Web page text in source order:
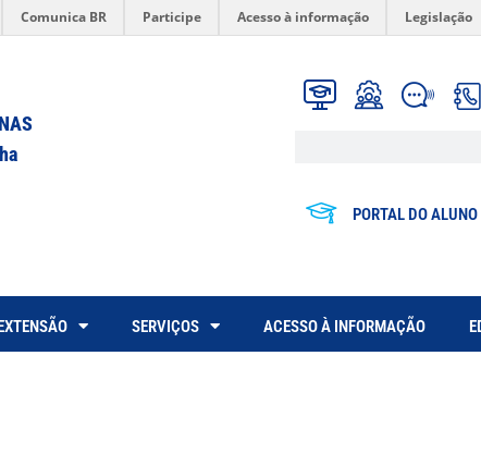
Comunica BR Participe Acesso à informação Legislação
PORTAL DO ALUNO
SERVIÇOS ACESSO À INFORMAÇÃO